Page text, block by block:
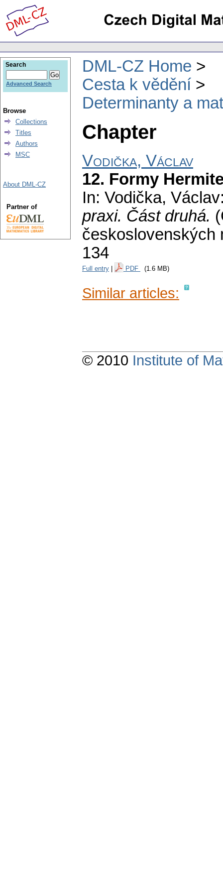
DML-CZ Home
Cesta k vědění
Determinanty a
Chapter
Vodička, Václav
12. Formy
In: Vodička,
praxi. Část druhá.
československých
134
Full entry PDF (1.6 MB)
Similar articles:
Search
Advanced Search
Browse
Collections
Titles
Authors
MSC
About DML-CZ
Partner of
© 2010 Institute of